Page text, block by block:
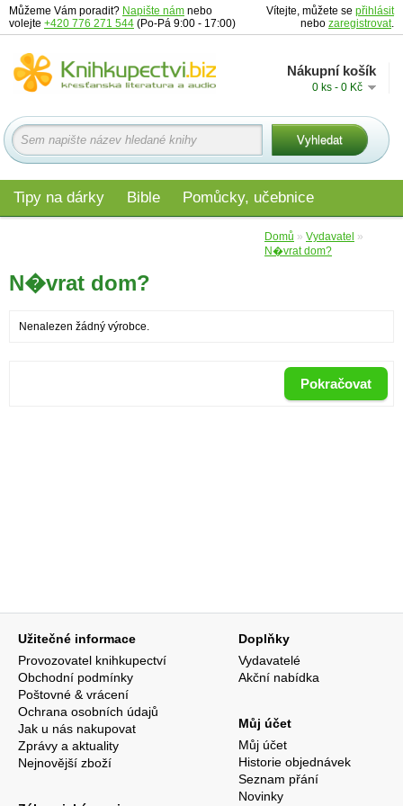
Můžeme Vám poradit? Napište nám nebo
volejte +420 776 271 544 (Po-Pá 9:00 - 17:00)
Vítejte, můžete se přihlásit
nebo zaregistrovat.
Nákupní košík
0 ks - 0 Kč
Tipy na dárky Bible Pomůcky, učebnice
Domů » Vydavatel »
N�vrat dom?
N�vrat dom?
Nenalezen žádný výrobce.
Pokračovat
Užitečné informace
Provozovatel knihkupectví
Obchodní podmínky
Poštovné & vrácení
Ochrana osobních údajů
Jak u nás nakupovat
Zprávy a aktuality
Nejnovější zboží
Doplňky
Vydavatelé
Akční nabídka
Můj účet
Můj účet
Historie objednávek
Seznam přání
Novinky